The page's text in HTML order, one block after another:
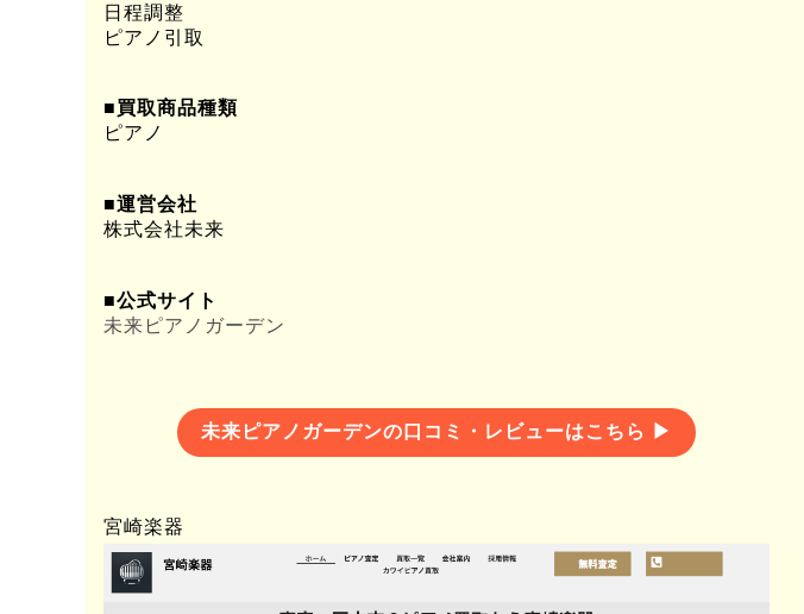
日程調整
ピアノ引取
■買取商品種類
ピアノ
■運営会社
株式会社未来
■公式サイト
未来ピアノガーデン
未来ピアノガーデンの口コミ・レビューはこちら ▶
宮崎楽器